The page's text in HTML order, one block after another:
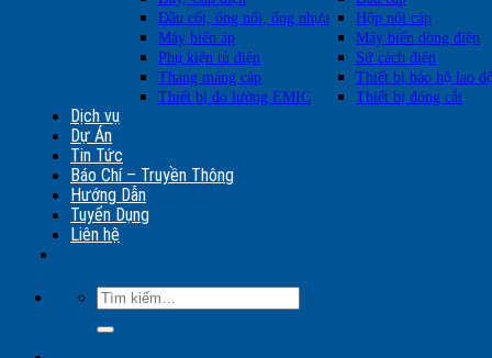
Đầu cốt, ống nối, ống nhựa
Hộp nối cáp
Máy biến áp
Máy biến dòng điện
Phụ kiện tủ điện
Sứ cách điện
Thang máng cáp
Thiết bị bảo hộ lao
Thiết bị đo lường EMIC
Thiết bị đóng cắt
Dịch vụ
Dự Án
Tin Tức
Báo Chí – Truyền Thông
Hướng Dẫn
Tuyển Dụng
Liên hệ
Tìm
kiếm: